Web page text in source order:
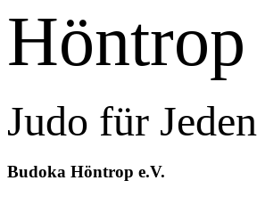
Höntrop
Judo für Jeden
Budoka Höntrop e.V.